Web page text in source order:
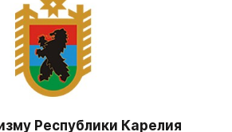
Республики Карелия